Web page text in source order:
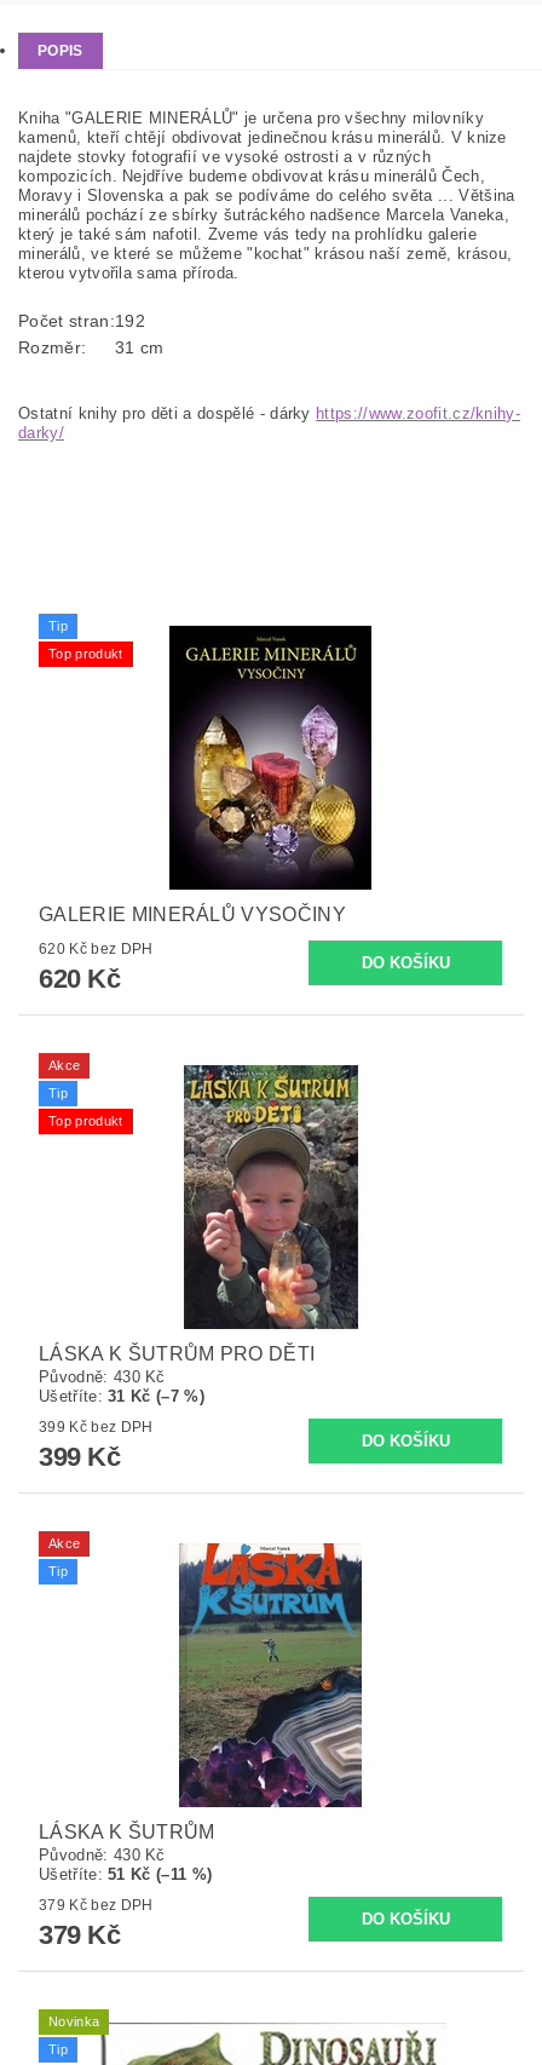
POPIS
Kniha "GALERIE MINERÁLŮ" je určena pro všechny milovníky
kamenů, kteří chtějí obdivovat jedinečnou krásu minerálů. V knize
najdete stovky fotografií ve vysoké ostrosti a v různých
kompozicích. Nejdříve budeme obdivovat krásu minerálů Čech,
Moravy i Slovenska a pak se podíváme do celého světa ... Většina
minerálů pochází ze sbírky šutráckého nadšence Marcela Vaneka,
který je také sám nafotil. Zveme vás tedy na prohlídku galerie
minerálů, ve které se můžeme "kochat" krásou naší země, krásou,
kterou vytvořila sama příroda.
Počet stran:192
Rozměr:
31 cm
Ostatní knihy pro děti a dospělé - dárky https://www.zoofit.cz/knihy-
darky/
Tip
Top produkt
GALERIE MINERÁLŮ VYSOČINY
620 Kč bez DPH
620 Kč
Akce
Tip
Top produkt
LÁSKA K ŠUTRŮM PRO DĚTI
Původně: 430 Kč
Ušetříte:31 Kč (–7 %)
399 Kč bez DPH
399 Kč
Akce
Tip
LÁSKA K ŠUTRŮM
Původně: 430 Kč
Ušetříte:51 Kč (–11 %)
379 Kč bez DPH
379 Kč
Novinka
Tip